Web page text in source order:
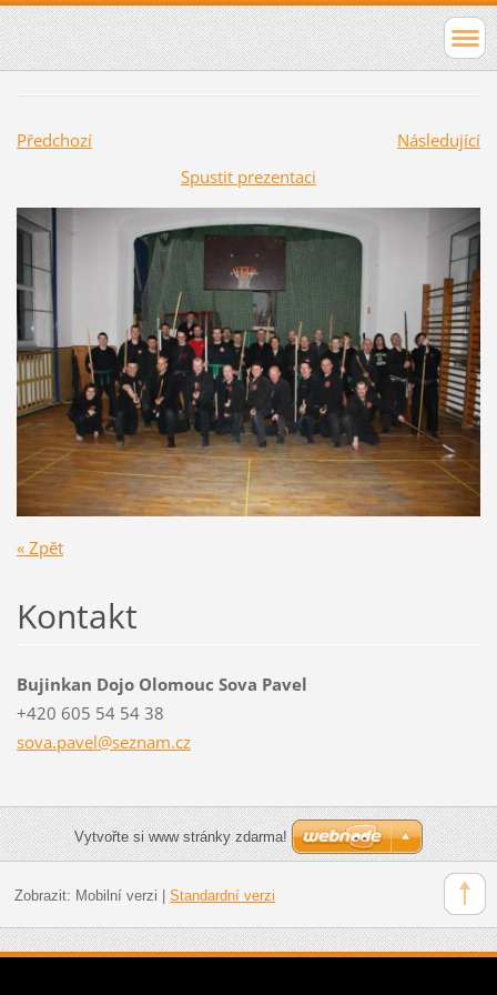
Předchozí
Následující
Spustit prezentaci
« Zpět
Kontakt
Bujinkan Dojo Olomouc Sova Pavel
+420 605 54 54 38
sova.pavel@seznam.cz
Vytvořte si www stránky zdarma!
Zobrazit: Mobilní verzi | Standardní verzi